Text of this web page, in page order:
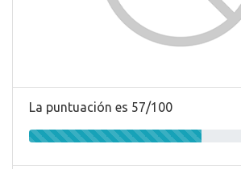
La puntuación es 57/100